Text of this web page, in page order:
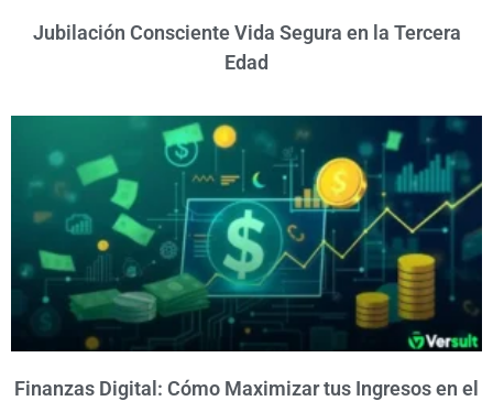
Jubilación Consciente Vida Segura en la Tercera
Edad
Finanzas Digital: Cómo Maximizar tus Ingresos en el